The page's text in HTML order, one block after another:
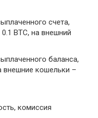
счета,
BTC, на внешний
баланса,
внешние кошельки –
комиссия